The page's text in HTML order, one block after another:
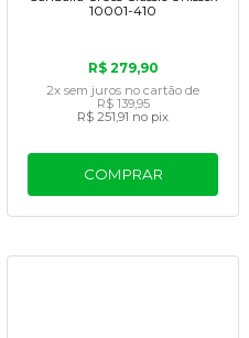
10001-410
R$ 279,90
2x sem juros no cartão de
R$ 139,95
R$ 251,91 no pix
COMPRAR